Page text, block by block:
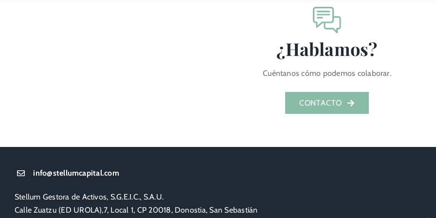
¿Hablamos?
Cuéntanos cómo podemos colaborar.
CONTACTO
info@stellumcapital.com
Stellum Gestora de Activos, S.G.E.I.C., S.A.U.
Calle Zuatzu (ED UROLA),7, Local 1, CP 20018, Donostia, San Sebastián